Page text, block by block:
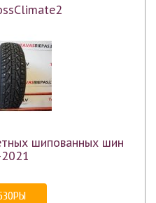
шипованных шин